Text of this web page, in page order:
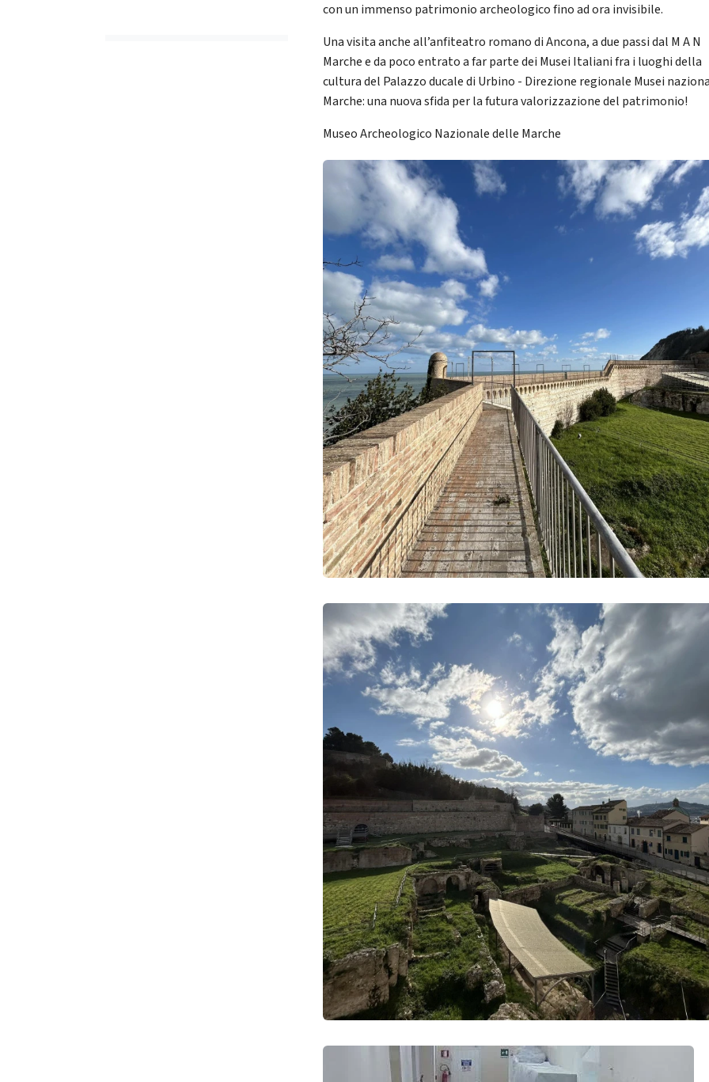
con un immenso patrimonio archeologico fino ad ora invisibile.
Una visita anche all’anfiteatro romano di Ancona, a due passi dal M A N
Marche e da poco entrato a far parte dei Musei Italiani fra i luoghi della
cultura del Palazzo ducale di Urbino - Direzione regionale Musei
Marche: una nuova sfida per la futura valorizzazione del patrimonio!
Museo Archeologico Nazionale delle Marche